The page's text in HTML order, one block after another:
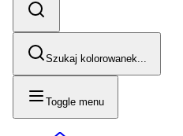
Szukaj kolorowanek...
Toggle menu